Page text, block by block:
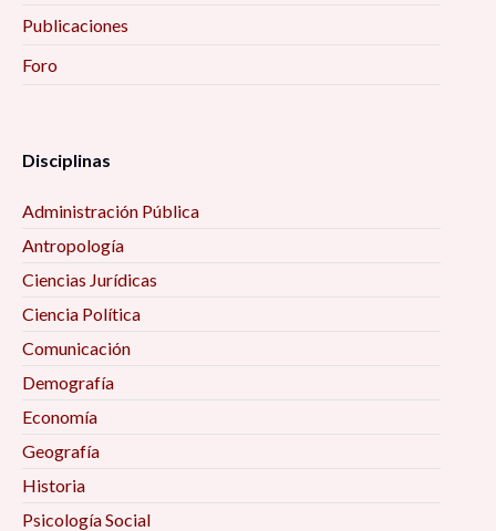
Publicaciones
Foro
Disciplinas
Administración Pública
Antropología
Ciencias Jurídicas
Ciencia Política
Comunicación
Demografía
Economía
Geografía
Historia
Psicología Social